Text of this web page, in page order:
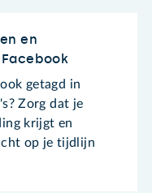
en
getagd in
Zorg dat je
krijgt en
op je tijdlijn